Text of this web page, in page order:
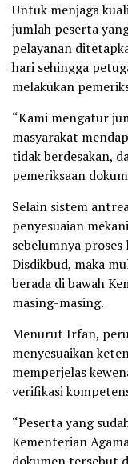
Untuk menjaga
jumlah peserta
pelayanan
hari sehingga
melakukan
“Kami mengatur
masyarakat
tidak berdesakan,
pemeriksaan
Selain sistem
penyesuaian
sebelumnya
Disdikbud, maka
berada di bawah
masing-masing.
Menurut Irfan,
menyesuaikan
memperjelas
verifikasi
“Peserta yang
Kementerian